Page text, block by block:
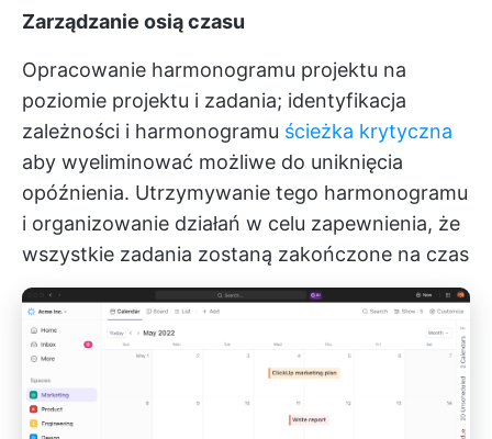
Zarządzanie osią czasu
Opracowanie harmonogramu projektu na
poziomie projektu i zadania; identyfikacja
zależności i harmonogramu ścieżka krytyczna
aby wyeliminować możliwe do uniknięcia
opóźnienia. Utrzymywanie tego harmonogramu
i organizowanie działań w celu zapewnienia, że
wszystkie zadania zostaną zakończone na czas